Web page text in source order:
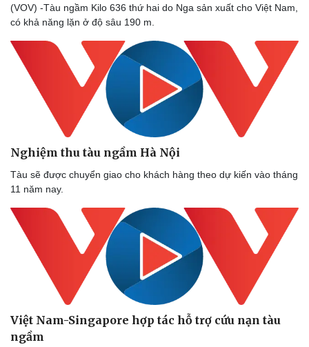
(VOV) -Tàu ngầm Kilo 636 thứ hai do Nga sản xuất cho Việt Nam,
có khả năng lặn ở độ sâu 190 m.
Nghiệm thu tàu ngầm Hà Nội
Tàu sẽ được chuyển giao cho khách hàng theo dự kiến vào tháng
11 năm nay.
Việt Nam-Singapore hợp tác hỗ trợ cứu nạn tàu
ngầm